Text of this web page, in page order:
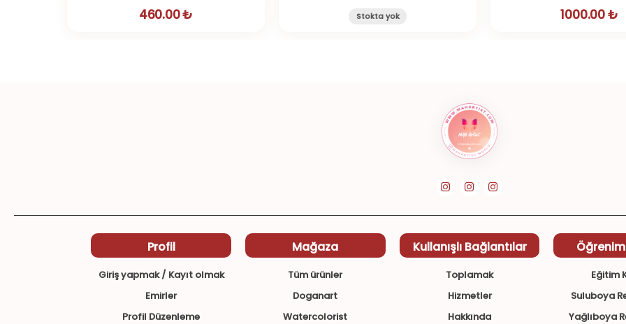
1000.00 ₺
Stokta yok
460.00 ₺
Profil
Giriş yapmak / Kayıt olmak
Emirler
Profil Düzenleme
Mağaza
Tüm ürünler
Doganart
Watercolorist
Kullanışlı Bağlantılar
Toplamak
Hizmetler
Hakkında
Eğitim
Suluboya
Yağlıboya